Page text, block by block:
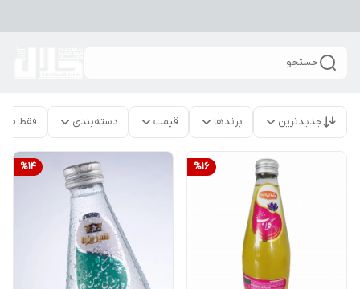
جستجو
جدیدترین برندها قیمت دسته‌بندی فقط
%16
%14